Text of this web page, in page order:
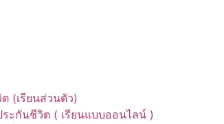
(เรียนส่วนตัว)
ะกันชีวิต ( เรียนแบบออนไลน์ )